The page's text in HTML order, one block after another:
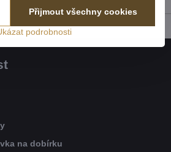
na dobírku
podrobnosti
Přijmout všechny cookies